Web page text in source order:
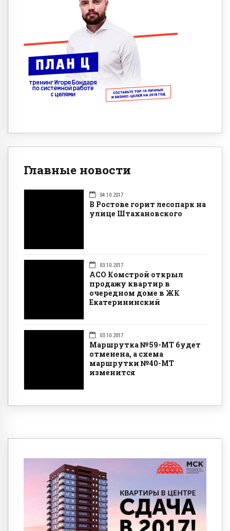
Главные новости
04.10.2017
В Ростове горит лесопарк на
улице Штахановского
03.10.2017
АСО Комстрой открыл
продажу квартир в
очередном доме в ЖК
Екатерининский
03.10.2017
Маршрутка №59-МТ будет
отменена, а схема
маршрутки №40-МТ
изменится